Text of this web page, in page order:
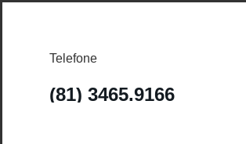
Telefone
(81) 3465.9166